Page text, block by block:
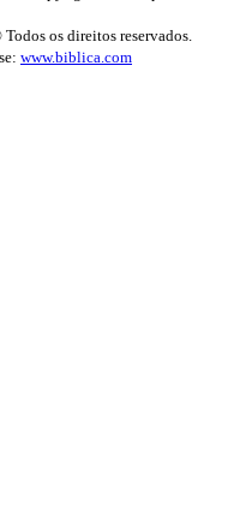
os direitos reservados.
www.biblica.com